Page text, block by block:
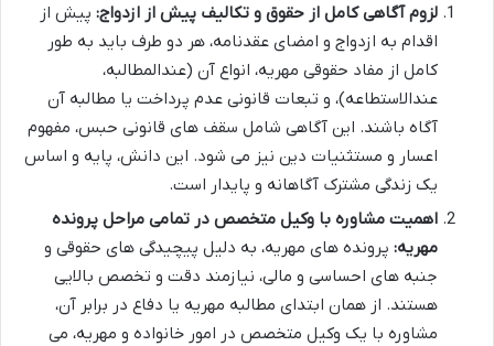
لزوم آگاهی کامل از حقوق و تکالیف پیش از ازدواج: پیش از
اقدام به ازدواج و امضای عقدنامه، هر دو طرف باید به طور
کامل از مفاد حقوقی مهریه، انواع آن (عندالمطالبه،
عندالاستطاعه)، و تبعات قانونی عدم پرداخت یا مطالبه آن
آگاه باشند. این آگاهی شامل سقف های قانونی حبس، مفهوم
اعسار و مستثنیات دین نیز می شود. این دانش، پایه و اساس
یک زندگی مشترک آگاهانه و پایدار است.
اهمیت مشاوره با وکیل متخصص در تمامی مراحل پرونده
مهریه: پرونده های مهریه، به دلیل پیچیدگی های حقوقی و
جنبه های احساسی و مالی، نیازمند دقت و تخصص بالایی
هستند. از همان ابتدای مطالبه مهریه یا دفاع در برابر آن،
مشاوره با یک وکیل متخصص در امور خانواده و مهریه، می